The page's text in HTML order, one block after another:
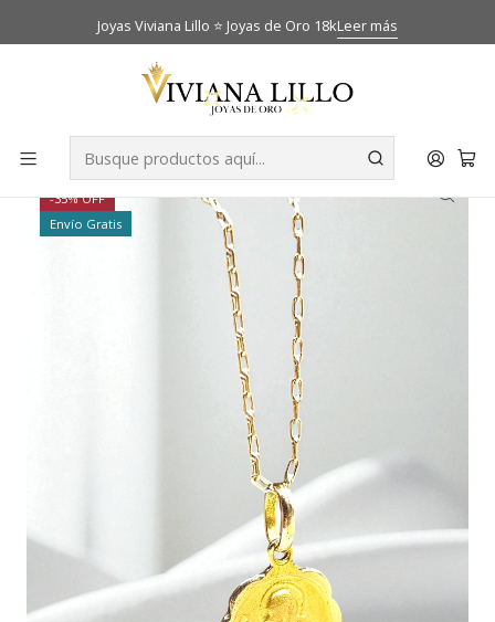
Joyas Viviana Lillo ⭐ Joyas de Oro 18kLeer más
Inicio
Cadena limada 50 cm con medalla San Benito Oro 18k
-35% OFF
Envío Gratis